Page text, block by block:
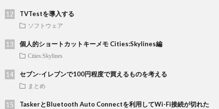
TVTestを導入する
ソフトウェア
個人的ショートカットキーメモ Cities:Skylines編
Cities:Skylines
セブン-イレブンで100円程度で買えるものを考える
まとめ
TaskerとBluetooth Auto Connectを利用してWi-Fi接続が切れた